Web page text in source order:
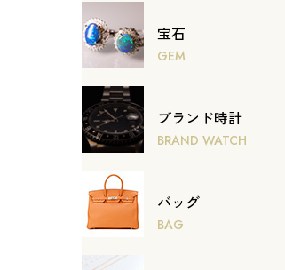
宝石
GEM
ブランド時計
BRAND WATCH
バッグ
BAG